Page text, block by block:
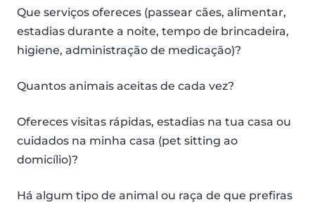
Que serviços ofereces (passear cães, alimentar,
estadias durante a noite, tempo de brincadeira,
higiene, administração de medicação)?
Quantos animais aceitas de cada vez?
Ofereces visitas rápidas, estadias na tua casa ou
cuidados na minha casa (pet sitting ao
domicílio)?
Há algum tipo de animal ou raça de que prefiras